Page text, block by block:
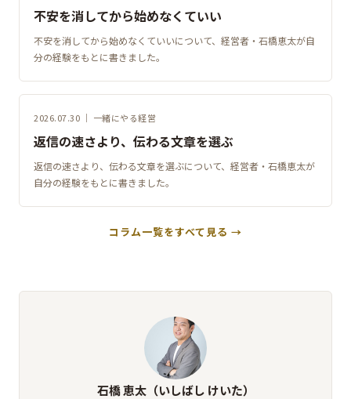
不安を消してから始めなくていい
不安を消してから始めなくていいについて、経営者・石橋恵太が自
分の経験をもとに書きました。
2026.07.30 ｜ 一緒にやる経営
返信の速さより、伝わる文章を選ぶ
返信の速さより、伝わる文章を選ぶについて、経営者・石橋恵太が
自分の経験をもとに書きました。
コラム一覧をすべて見る →
石橋 恵太（いしばし けいた）